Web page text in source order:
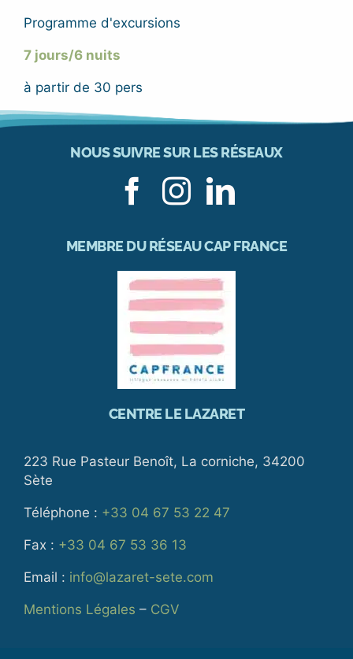
Programme d'excursions
7 jours/6 nuits
à partir de 30 pers
NOUS SUIVRE SUR LES RÉSEAUX
MEMBRE DU RÉSEAU CAP FRANCE
CENTRE LE LAZARET
223 Rue Pasteur Benoît, La corniche, 34200
Sète
Téléphone : +33 04 67 53 22 47
Fax : +33 04 67 53 36 13
Email : info@lazaret-sete.com
Mentions Légales – CGV